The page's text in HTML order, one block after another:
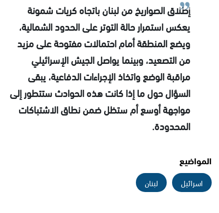
إطلاق الصواريخ من لبنان باتجاه كريات شمونة
يعكس استمرار حالة التوتر على الحدود الشمالية،
ويضع المنطقة أمام احتمالات مفتوحة على مزيد
من التصعيد، وبينما يواصل الجيش الإسرائيلي
مراقبة الوضع واتخاذ الإجراءات الدفاعية، يبقى
السؤال حول ما إذا كانت هذه الحوادث ستتطور إلى
مواجهة أوسع أم ستظل ضمن نطاق الاشتباكات
المحدودة.
المواضيع
اسرائيل لبنان